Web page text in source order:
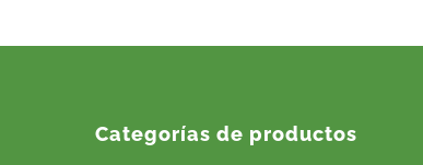
Categorías de productos